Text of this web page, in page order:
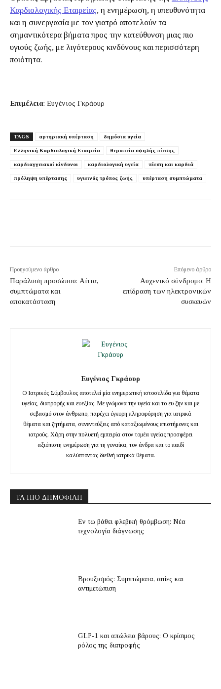
Καρδιολογικής Εταιρείας, η ενημέρωση, η υπευθυνότητα
και η συνεργασία με τον γιατρό αποτελούν τα
σημαντικότερα βήματα προς την κατεύθυνση μιας πιο
υγιούς ζωής, με λιγότερους κινδύνους και περισσότερη
ποιότητα.
Επιμέλεια: Ευγένιος Γκράουρ
TAGS αρτηριακή υπέρταση δημόσια υγεία
Ελληνική Καρδιολογική Εταιρεία θεραπεία υψηλής πίεσης
καρδιαγγειακοί κίνδυνοι καρδιολογική υγεία πίεση και καρδιά
πρόληψη υπέρτασης υγιεινός τρόπος ζωής υπέρταση συμπτώματα
Προηγούμενο άρθρο
Παράλυση προσώπου: Αίτια,
συμπτώματα και
αποκατάσταση
Επόμενο άρθρο
Αυχενικό σύνδρομο: Η
επίδραση των ηλεκτρονικών
συσκευών
Ευγένιος Γκράουρ
Ο Ιατρικός Σύμβουλος αποτελεί μία ενημερωτική ιστοσελίδα για θέματα
υγείας, διατροφής και ευεξίας. Με γνώμονα την υγεία και το ευ ζην και με
σεβασμό στον άνθρωπο, παρέχει έγκυρη πληροφόρηση για ιατρικά
θέματα και ζητήματα, συνεντεύξεις από καταξιωμένους επιστήμονες και
ιατρούς. Χάρη στην πολυετή εμπειρία στον τομέα υγείας προσφέρει
αξιόπιστη ενημέρωση για τη γυναίκα, τον άνδρα και το παιδί
καλύπτοντας διεθνή ιατρικά θέματα.
ΤΑ ΠΙΟ ΔΗΜΟΦΙΛΉ
Εν τω βάθει φλεβική θρόμβωση: Νέα
τεχνολογία διάγνωσης
Βρουξισμός: Συμπτώματα, αιτίες και
αντιμετώπιση
GLP-1 και απώλεια βάρους: Ο κρίσιμος
ρόλος της διατροφής